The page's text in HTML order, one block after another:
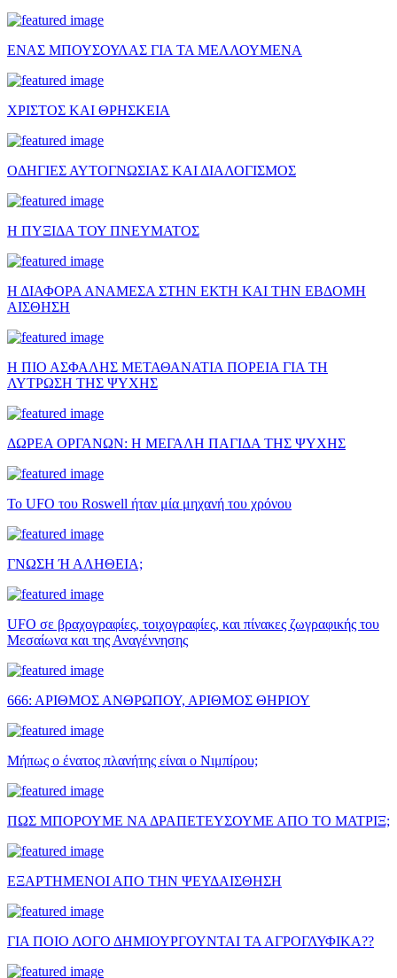
ΕΝΑΣ ΜΠΟΥΣΟΥΛΑΣ ΓΙΑ ΤΑ ΜΕΛΛΟΥΜΕΝΑ
ΧΡΙΣΤΟΣ ΚΑΙ ΘΡΗΣΚΕΙΑ
ΟΔΗΓΙΕΣ ΑΥΤΟΓΝΩΣΙΑΣ ΚΑΙ ΔΙΑΛΟΓΙΣΜΟΣ
Η ΠΥΞΙΔΑ ΤΟΥ ΠΝΕΥΜΑΤΟΣ
Η ΔΙΑΦΟΡΑ ΑΝΑΜΕΣΑ ΣΤΗΝ ΕΚΤΗ ΚΑΙ ΤΗΝ ΕΒΔΟΜΗ
ΑΙΣΘΗΣΗ
Η ΠΙΟ ΑΣΦΑΛΗΣ ΜΕΤΑΘΑΝΑΤΙΑ ΠΟΡΕΙΑ ΓΙΑ ΤΗ
ΛΥΤΡΩΣΗ ΤΗΣ ΨΥΧΗΣ
ΔΩΡΕΑ ΟΡΓΑΝΩΝ: Η ΜΕΓΑΛΗ ΠΑΓΙΔΑ ΤΗΣ ΨΥΧΗΣ
Το UFO του Roswell ήταν μία μηχανή του χρόνου
ΓΝΩΣΗ Ή ΑΛΗΘΕΙΑ;
UFO σε βραχογραφίες, τοιχογραφίες, και πίνακες ζωγραφικής του
Μεσαίωνα και της Αναγέννησης
666: ΑΡΙΘΜΟΣ ΑΝΘΡΩΠΟΥ, ΑΡΙΘΜΟΣ ΘΗΡΙΟΥ
Μήπως ο ένατος πλανήτης είναι ο Νιμπίρου;
ΠΩΣ ΜΠΟΡΟΥΜΕ ΝΑ ΔΡΑΠΕΤΕΥΣΟΥΜΕ ΑΠΟ ΤΟ ΜΑΤΡΙΞ;
ΕΞΑΡΤΗΜΕΝΟΙ ΑΠΟ ΤΗΝ ΨΕΥΔΑΙΣΘΗΣΗ
ΓΙΑ ΠΟΙΟ ΛΟΓΟ ΔΗΜΙΟΥΡΓΟΥΝΤΑΙ ΤΑ ΑΓΡΟΓΛΥΦΙΚΑ??